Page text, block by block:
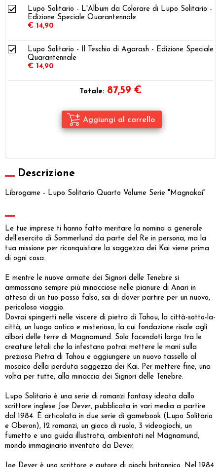
Lupo Solitario - L'Album da Colorare di Lupo Solitario -
Edizione Speciale Quarantennale
€ 14,90
Lupo Solitario - Il Teschio di Agarash - Edizione Speciale
Quarantennale
€ 14,90
Totale: 87,59 €
Descrizione
Librogame - Lupo Solitario Quarto Volume Serie "Magnakai"
Le tue imprese ti hanno fatto meritare la nomina a generale
dell’esercito di Sommerlund da parte del Re in persona, ma la
tua missione per riconquistare la saggezza dei Kai viene prima
di ogni cosa.
E mentre le nuove armate dei Signori delle Tenebre si
ammassano sempre più minacciose nelle pianure di Anari in
attesa di un tuo passo falso, sai di dover partire per un nuovo,
pericoloso viaggio.
Dovrai spingerti nelle viscere di pietra di Tahou, la città-sotto-la-
città, un luogo antico e misterioso, la cui fondazione risale agli
albori delle terre di Magnamund. Solo facendoti largo tra le
creature letali che la infestano potrai mettere le mani sulla
preziosa Pietra di Tahou e aggiungere un nuovo tassello al
mosaico della perduta saggezza dei Kai. Per mettere fine, una
volta per tutte, alla minaccia dei Signori delle Tenebre.
Lupo Solitario è una serie di romanzi fantasy ideata dallo
scrittore inglese Joe Dever, pubblicata in vari media a partire
dal 1984. È articolata in due serie di gamebook (Lupo Solitario
e Oberon), 12 romanzi, un gioco di ruolo, 3 videogiochi, un
fumetto e una guida illustrata, ambientati nel Magnamund,
mondo immaginario inventato da Dever.